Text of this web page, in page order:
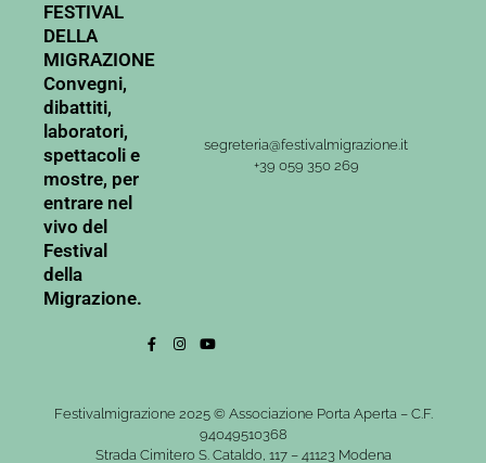
FESTIVAL
DELLA
MIGRAZIONE
Convegni,
dibattiti,
laboratori,
spettacoli e
mostre, per
entrare nel
vivo del
Festival
della
Migrazione.
segreteria@festivalmigrazione.it
+39 059 350 269
Festivalmigrazione 2025 © Associazione Porta Aperta – C.F.
94049510368
Strada Cimitero S. Cataldo, 117 – 41123 Modena